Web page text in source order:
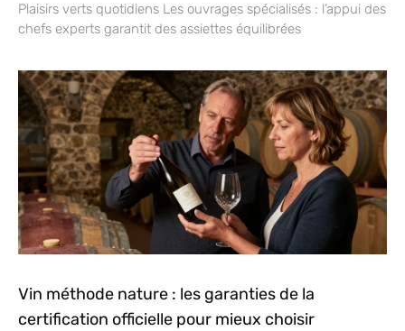
Plaisirs verts quotidiens Les ouvrages spécialisés : l’appui des
chefs experts garantit des assiettes équilibrées
Vin méthode nature : les garanties de la
certification officielle pour mieux choisir